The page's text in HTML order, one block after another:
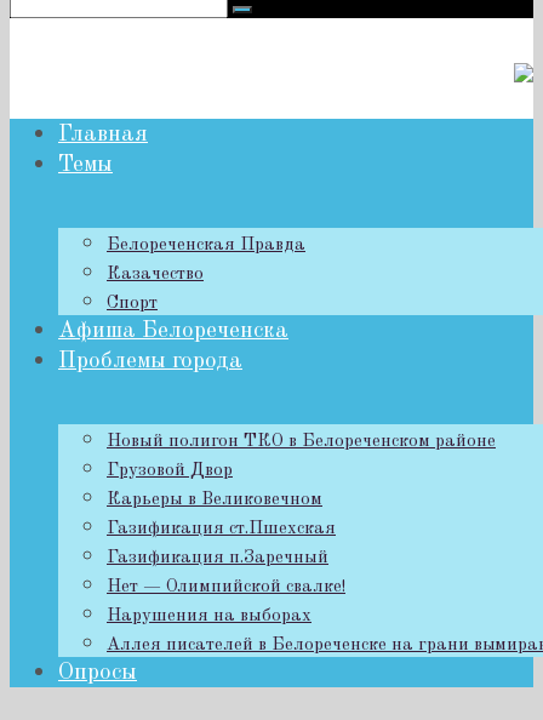
Главная
Темы
Белореченская Правда
Казачество
Спорт
Афиша Белореченска
Проблемы города
Новый полигон ТКО в Белореченском районе
Грузовой Двор
Карьеры в Великовечном
Газификация ст.Пшехская
Газификация п.Заречный
Нет — Олимпийской свалке!
Нарушения на выборах
Аллея писателей в Белореченске на грани
Опросы